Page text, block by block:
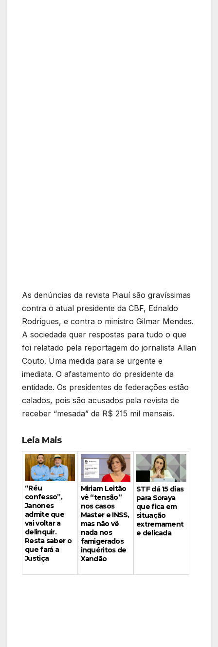
As denúncias da revista Piauí são gravíssimas
contra o atual presidente da CBF, Ednaldo
Rodrigues, e contra o ministro Gilmar Mendes.
A sociedade quer respostas para tudo o que
foi relatado pela reportagem do jornalista Allan
Couto. Uma medida para se urgente e
imediata. O afastamento do presidente da
entidade. Os presidentes de federações estão
calados, pois são acusados pela revista de
receber “mesada” de R$ 215 mil mensais.
Leia Mais
“Réu
confesso”,
Janones
admite que
vai voltar a
delinquir.
Resta saber o
que fará a
Justiça
Miriam Leitão
vê “tensão”
nos casos
Master e INSS,
mas não vê
nada nos
famigerados
inquéritos de
Xandão
STF dá 15 dias
para Soraya
que fica em
situação
extremament
e delicada